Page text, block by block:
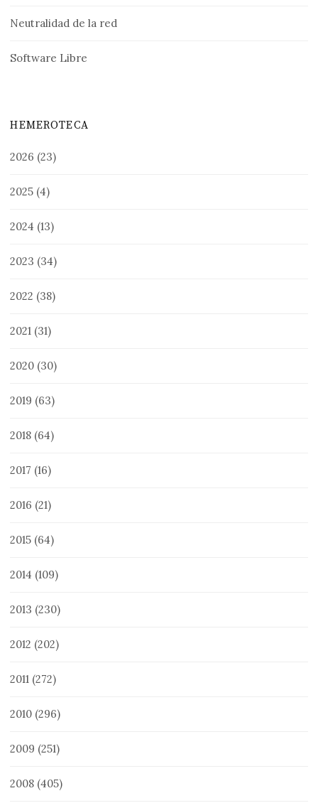
Neutralidad de la red
Software Libre
HEMEROTECA
2026 (23)
2025 (4)
2024 (13)
2023 (34)
2022 (38)
2021 (31)
2020 (30)
2019 (63)
2018 (64)
2017 (16)
2016 (21)
2015 (64)
2014 (109)
2013 (230)
2012 (202)
2011 (272)
2010 (296)
2009 (251)
2008 (405)